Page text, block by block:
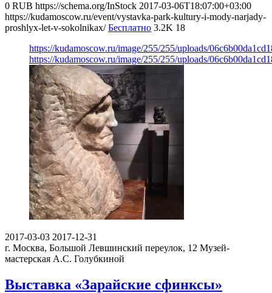
0 RUB https://schema.org/InStock 2017-03-06T18:07:00+03:00
https://kudamoscow.ru/event/vystavka-park-kultury-i-mody-narjady-
proshlyx-let-v-sokolnikax/ Бесплатно 3.2K 18
https://kudamoscow.ru/image/255/255/uploads/
https://kudamoscow.ru/image/255/255/uploads/
2017-03-03 2017-12-31
г. Москва, Большой Левшинский переулок, 12 Музей-
мастерская А.С. Голубкиной
Выставка «Зарайские сфинксы»